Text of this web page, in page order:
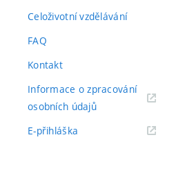
Celoživotní vzdělávání
FAQ
Kontakt
Informace o zpracování
osobních údajů(externí
E-přihláška